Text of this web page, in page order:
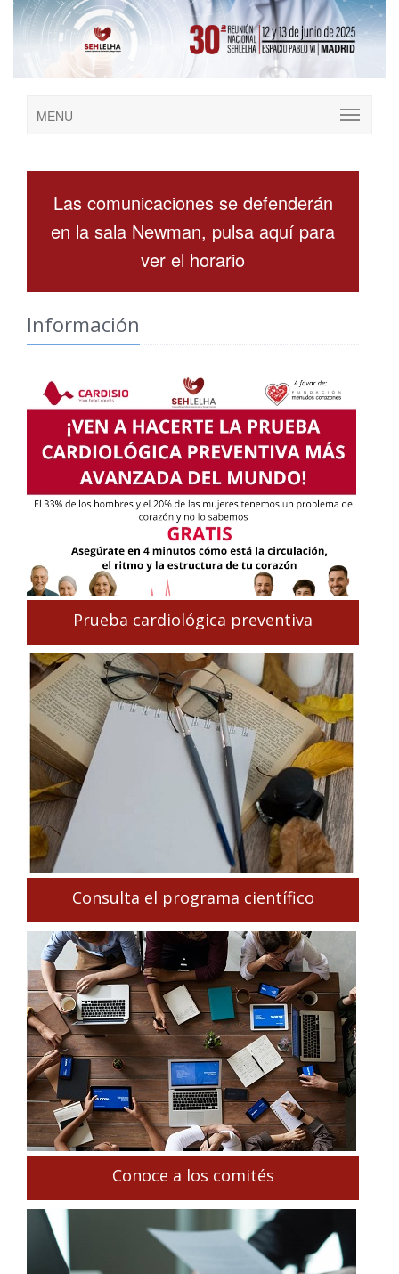
MENU
Las comunicaciones se defenderán
en la sala Newman, pulsa aquí para
ver el horario
Información
Prueba cardiológica preventiva
Consulta el programa científico
Conoce a los comités